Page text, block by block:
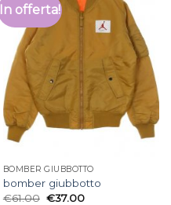
In offerta!
BOMBER GIUBBOTTO
bomber giubbotto
€61.00 €37.00